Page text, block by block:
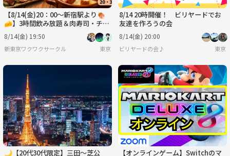
【8/14(金)20：00〜新宿駅より🍖
🧀】3時間飲み放題＆肉寿司・チー
ズフォンデュ食べ放題で気軽に友達
作り✨
8/14(金) 19:50
新東京ワクワクサークル 東京
8/14 20時開催！ ビリヤードでお
友達を作ろうの会
8/14(金) 20:00
ビリヤードの会♪ 東京
🌙【20代30代限定】三田〜芝公 【オンラインゲーム】Switchのマ